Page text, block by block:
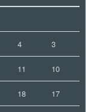
3
4
10
11
17
18